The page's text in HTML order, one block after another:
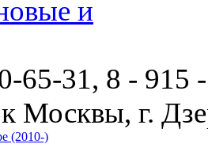
65-31, 8 - 915
Москвы, г.
(2010-)